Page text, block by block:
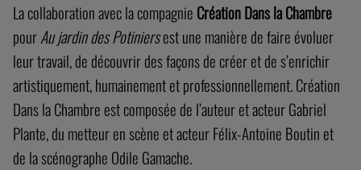
La collaboration avec la compagnie Création Dans la Chambre
pourAu jardin des Potiniersest une manière de faire évoluer
leur travail, de découvrir des façons de créer et de s’enrichir
artistiquement, humainement et professionnellement. Création
Dans la Chambre est composée de l’auteur et acteur Gabriel
Plante, du metteur en scène et acteur Félix-Antoine Boutin et
de la scénographe Odile Gamache.